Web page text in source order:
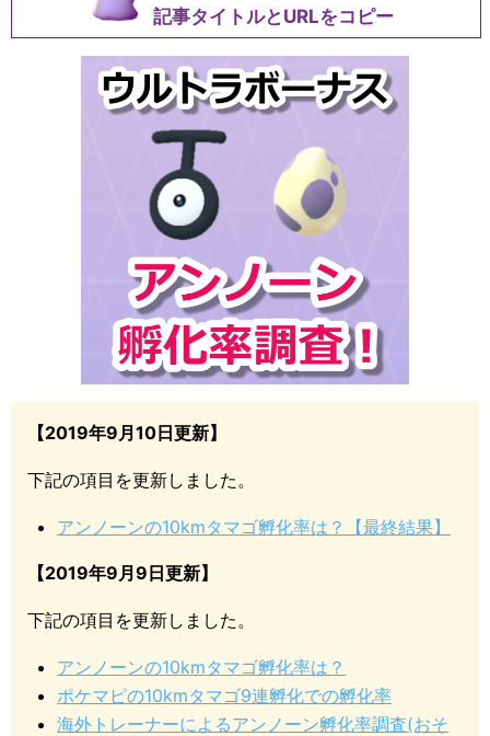
記事タイトルとURLをコピー
【2019年9月10日更新】
下記の項目を更新しました。
アンノーンの10kmタマゴ孵化率は？【最終結果】
【2019年9月9日更新】
下記の項目を更新しました。
アンノーンの10kmタマゴ孵化率は？
ポケマピの10kmタマゴ9連孵化での孵化率
海外トレーナーによるアンノーン孵化率調査(おそ